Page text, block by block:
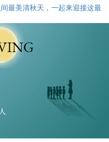
最美清秋天，一起来迎接这最